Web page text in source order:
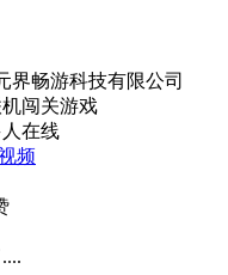
界畅游科技有限公司
闯关游戏
在线
频